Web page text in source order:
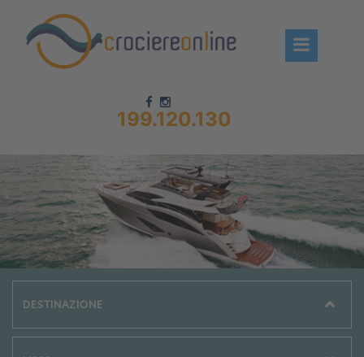
199.120.130
Chi siamo – CrociereOnLine
Destinazioni Crociere
Prenota crociere
News